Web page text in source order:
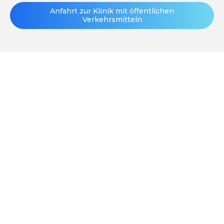
Anfahrt zur Klinik mit öffentlichen
Verkehrsmitteln